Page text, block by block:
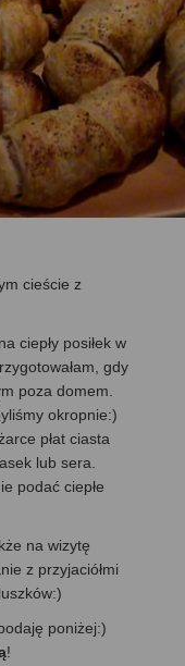
cieście z
ciepły posiłek w
gdy
poza domem.
okropnie:)
płat ciasta
lub sera.
podać ciepłe
na wizytę
z przyjaciółmi
poniżej:)
!